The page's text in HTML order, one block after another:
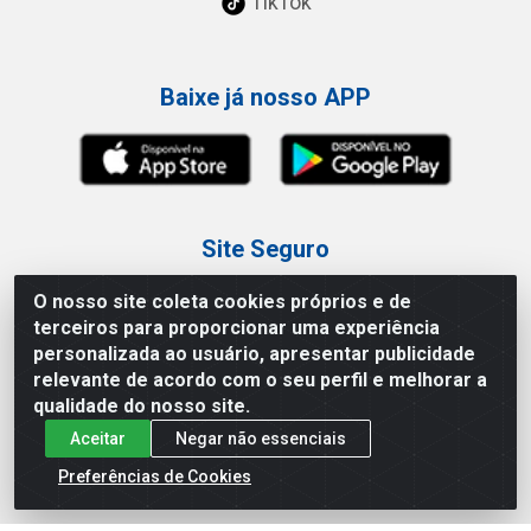
O nosso site coleta cookies próprios e de
terceiros para proporcionar uma experiência
personalizada ao usuário, apresentar publicidade
relevante de acordo com o seu perfil e melhorar a
qualidade do nosso site.
Aceitar
Negar não essenciais
Preferências de Cookies
Baixe já nosso APP
Site Seguro
Loja / Showroom
Tel.: (11) 3227-0546
Av Vautier, 587/597 - Pari - São Paulo/SP